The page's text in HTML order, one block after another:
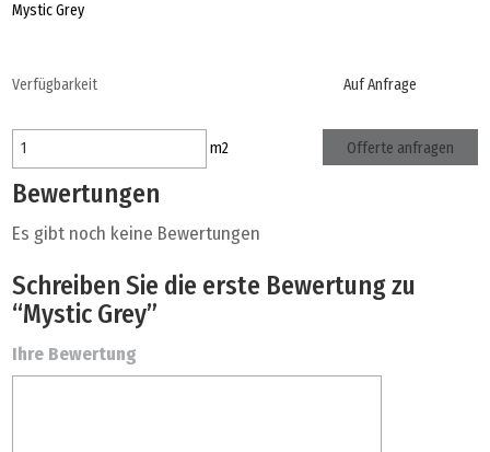
Mystic Grey
Verfügbarkeit Auf Anfrage
m2 Offerte anfragen
Bewertungen
Es gibt noch keine Bewertungen
Schreiben Sie die erste Bewertung zu
“Mystic Grey”
Ihre Bewertung